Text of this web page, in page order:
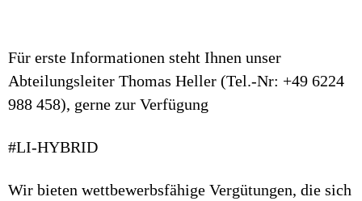
Für erste Informationen steht Ihnen unser
Abteilungsleiter Thomas Heller (Tel.-Nr: +49 6224
988 458), gerne zur Verfügung
#LI-HYBRID
Wir bieten wettbewerbsfähige Vergütungen, die sich